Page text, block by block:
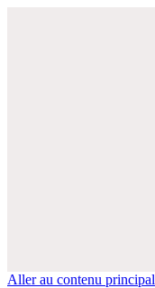
Aller au contenu principal